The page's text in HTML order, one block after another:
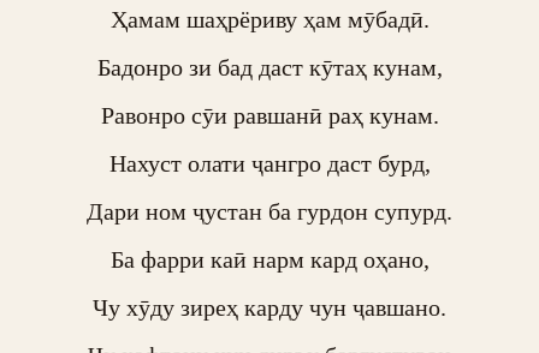
Ҳамам шаҳрёриву ҳам мӯбадӣ.
Бадонро зи бад даст кӯтаҳ кунам,
Равонро сӯи равшанӣ раҳ кунам.
Нахуст олати ҷангро даст бурд,
Дари ном ҷустан ба гурдон супурд.
Ба фарри каӣ нарм кард оҳано,
Чу хӯду зиреҳ карду чун ҷавшано.